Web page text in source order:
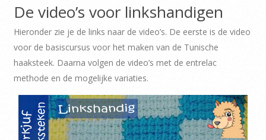
De video’s voor linkshandigen
Hieronder zie je de links naar de video’s. De eerste is de video
voor de basiscursus voor het maken van de Tunische
haaksteek. Daarna volgen de video’s met de entrelac
methode en de mogelijke variaties.